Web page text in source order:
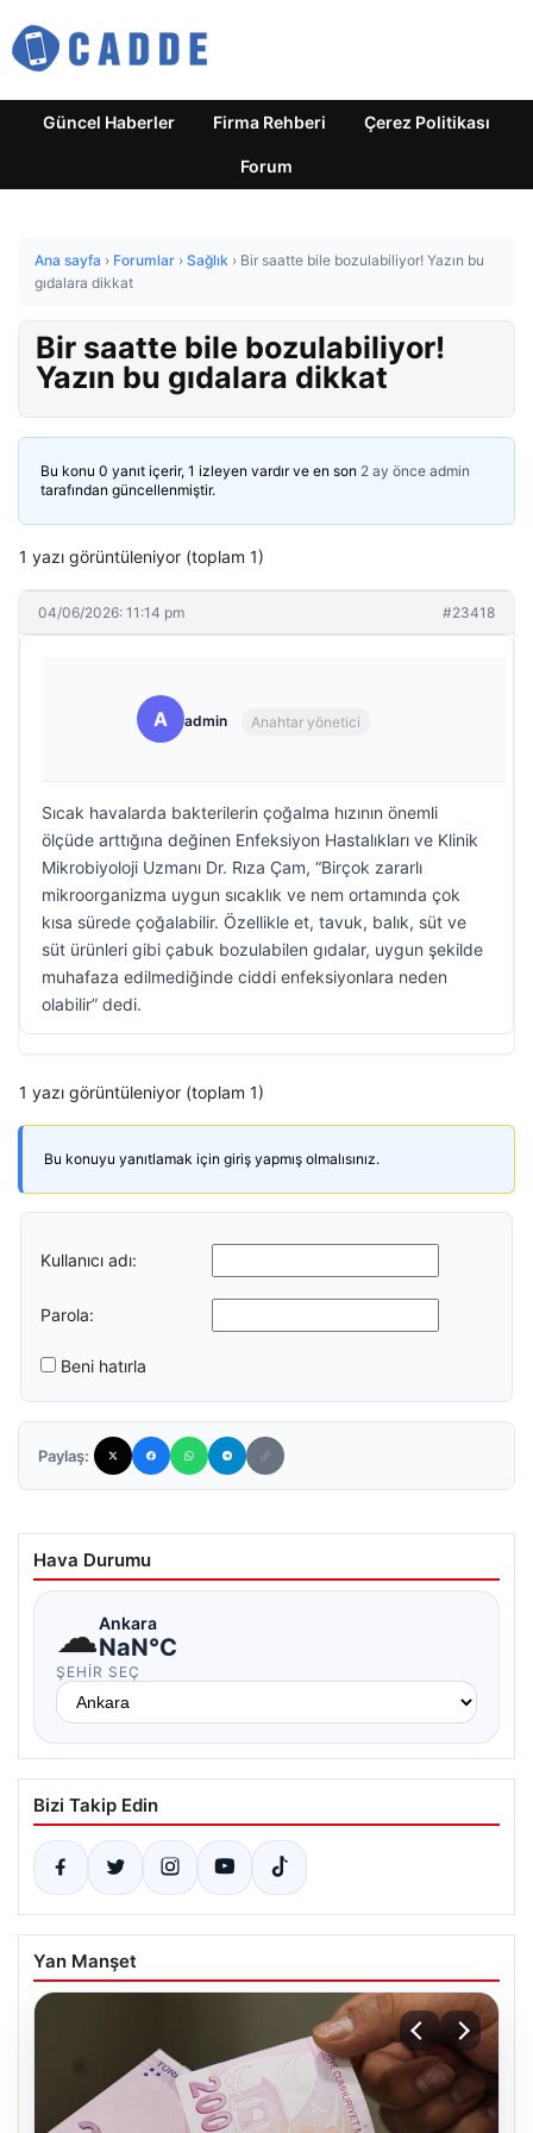
Güncel Haberler Firma Rehberi Çerez Politikası
Forum
Ana sayfa › Forumlar › Sağlık › Bir saatte bile bozulabiliyor! Yazın bu
gıdalara dikkat
Bir saatte bile bozulabiliyor!
Yazın bu gıdalara dikkat
Bu konu 0 yanıt içerir, 1 izleyen vardır ve en son 2 ay önce admin
tarafından güncellenmiştir.
1 yazı görüntüleniyor (toplam 1)
04/06/2026: 11:14 pm #23418
A admin Anahtar yönetici
Sıcak havalarda bakterilerin çoğalma hızının önemli
ölçüde arttığına değinen Enfeksiyon Hastalıkları ve Klinik
Mikrobiyoloji Uzmanı Dr. Rıza Çam, “Birçok zararlı
mikroorganizma uygun sıcaklık ve nem ortamında çok
kısa sürede çoğalabilir. Özellikle et, tavuk, balık, süt ve
süt ürünleri gibi çabuk bozulabilen gıdalar, uygun şekilde
muhafaza edilmediğinde ciddi enfeksiyonlara neden
olabilir” dedi.
1 yazı görüntüleniyor (toplam 1)
Bu konuyu yanıtlamak için giriş yapmış olmalısınız.
Kullanıcı adı:
Parola:
Beni hatırla
Paylaş:
Hava Durumu
☁Ankara
NaN°C
ŞEHIR SEÇ
Bizi Takip Edin
Yan Manşet